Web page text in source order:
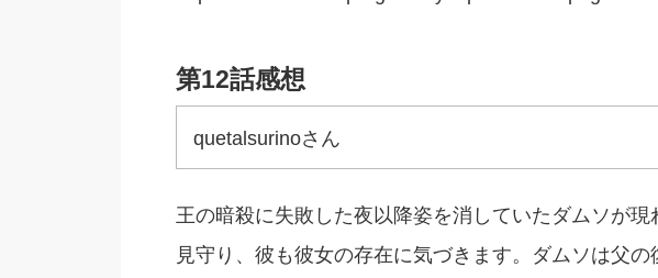
第12話感想
quetalsurinoさん
王の暗殺に失敗した夜以降姿を消していたダムソが
見守り、彼も彼女の存在に気づきます。ダムソは父